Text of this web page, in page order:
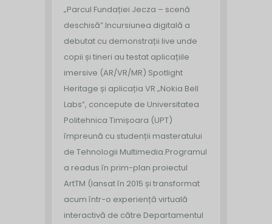
„Parcul Fundației Jecza – scenă
deschisă”.Incursiunea digitală a
debutat cu demonstrații live unde
copii și tineri au testat aplicațiile
imersive (AR/VR/MR) Spotlight
Heritage și aplicația VR „Nokia Bell
Labs”, concepute de Universitatea
Politehnica Timișoara (UPT)
împreună cu studenții masteratului
de Tehnologii Multimedia.Programul
a readus în prim-plan proiectul
ArtTM (lansat în 2015 și transformat
acum într-o experiență virtuală
interactivă de către Departamentul